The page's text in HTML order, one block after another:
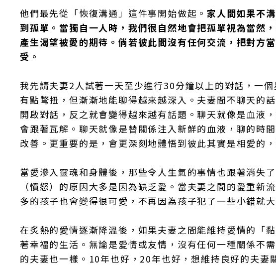
他們最先從「恢復溝通」這件事開始做起。 家人間如果不
到孤單。當獨自一人時，我們很自然地會把孤單視為當然
產生渴望被愛的期待。倘若彼此間沒有任何交流，把對方
受。
我先請夫妻2人試著一天至少進行30分鐘以上的對話，一
有點彆扭，但漸漸地能聊得越來越深入。夫妻間不聊天的
開啟對話，反之就會變得越來越有話題。聊天就像是血液
會跟著瓦解。聊天就像是替關係注入新鮮的血液，聊的時
改善。更重要的是，會更深刻地體悟到彼此其實是相愛的
當愛滲入靈魂和身體後，那些令人生氣的事情也跟著消失
（憤怒）的原因大多是因為缺乏愛。當夫妻之間的愛重新
多的孩子也會變得很可愛，不再因為孩子犯了一些小錯就
在炙熱的愛情逐漸降溫後，如果夫妻之間能維持愛情的「
著幸福的生活。無論是愛情或友情，沒有任何一種關係不
的夫妻也一樣。10年也好，20年也好，想維持良好的夫